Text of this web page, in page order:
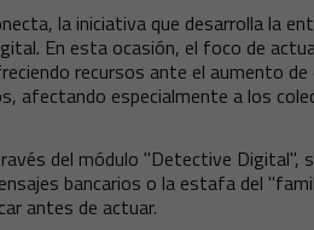
la iniciativa que desarrolla la
En esta ocasión, el foco de
recursos ante el aumento
afectando especialmente a los
del módulo "Detective Digital",
bancarios o la estafa del
antes de actuar.